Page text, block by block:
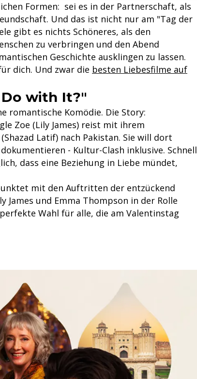
Formen: sei es in der Partnerschaft, als
Und das ist nicht nur am "Tag der
gibt es nichts Schöneres, als den
zu verbringen und den Abend
Geschichte ausklingen zu lassen.
dich. Und zwar die besten Liebesfilme auf
with It?"
romantische Komödie. Die Story:
Zoe (Lily James) reist mit ihrem
Latif) nach Pakistan. Sie will dort
- Kultur-Clash inklusive. Schnell
dass eine Beziehung in Liebe mündet,
mit den Auftritten der entzückend
und Emma Thompson in der Rolle
Wahl für alle, die am Valentinstag